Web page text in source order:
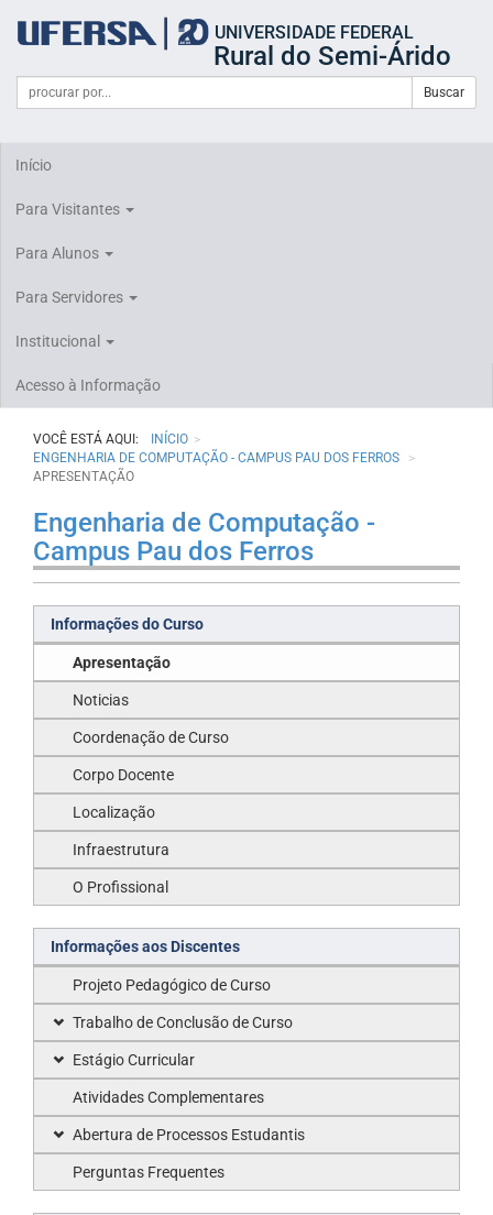
portal
UFERSA
UNIVERSIDADE FEDERAL
Rural do Semi-Árido
Formulário
Busca
Campo
de
Buscar
Início
Para Visitantes
Para Alunos
Para Servidores
Institucional
Acesso à Informação
VOCÊ ESTÁ AQUI:
INÍCIO
ENGENHARIA DE COMPUTAÇÃO - CAMPUS PAU DOS FERROS
APRESENTAÇÃO
Engenharia de Computação -
Campus Pau dos Ferros
Informações do Curso
Apresentação
Noticias
Coordenação de Curso
Corpo Docente
Localização
Infraestrutura
O Profissional
Informações aos Discentes
Projeto Pedagógico de Curso
Trabalho de Conclusão de Curso
Estágio Curricular
Atividades Complementares
Abertura de Processos Estudantis
Perguntas Frequentes